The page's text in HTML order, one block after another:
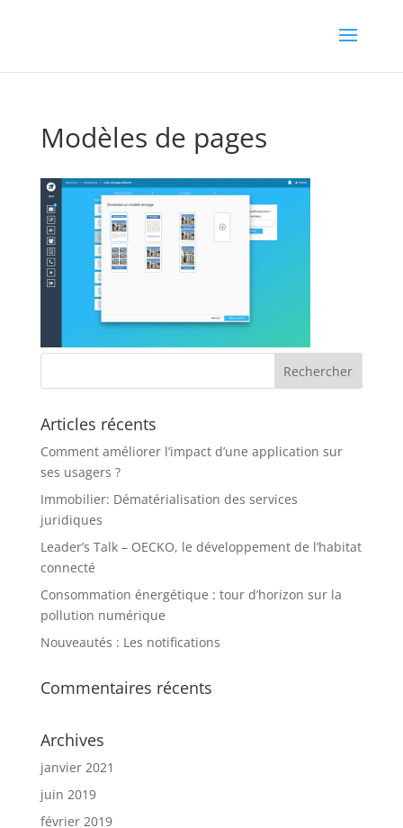
Modèles de pages
Articles récents
Comment améliorer l’impact d’une application sur
ses usagers ?
Immobilier: Dématérialisation des services
juridiques
Leader’s Talk – OECKO, le développement de l’habitat
connecté
Consommation énergétique : tour d’horizon sur la
pollution numérique
Nouveautés : Les notifications
Commentaires récents
Archives
janvier 2021
juin 2019
février 2019